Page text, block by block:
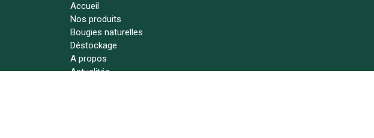
Accueil
Nos produits
Bougies naturelles
Déstockage
A propos
Actualités